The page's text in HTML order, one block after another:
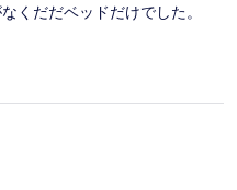
くだだベッドだけでした。